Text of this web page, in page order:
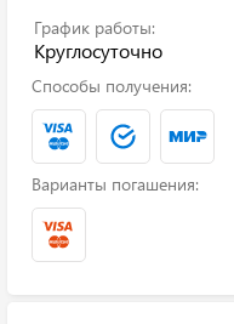
График работы:
Круглосуточно
Способы получения:
Варианты погашения: